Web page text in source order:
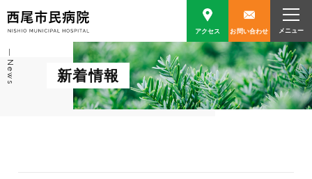
アクセス お問い合わせ
News 新着情報